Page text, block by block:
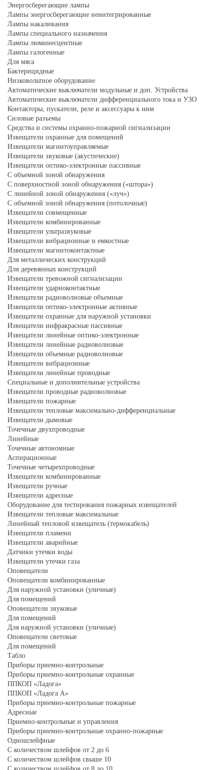
Энергосберегающие лампы
Лампы энергосберегающие неинтегрированные
Лампы накаливания
Лампы специального назначения
Лампы люминесцентные
Лампы галогенные
Для мяса
Бактерицидные
Низковольтное оборудование
Автоматические выключатели модульные и доп. Устройства
Автоматические выключатели дифференциального тока и УЗО
Контакторы, пускатели, реле и аксессуары к ним
Силовые разъемы
Средства и системы охранно-пожарной сигнализации
Извещатели охранные для помещений
Извещатели магнитоуправляемые
Извещатели звуковые (акустические)
Извещатели оптико-электронные пассивные
С объемной зоной обнаружения
С поверхностной зоной обнаружения («штора»)
С линейной зоной обнаружения («луч»)
С объемной зоной обнаружения (потолочные)
Извещатели совмещенные
Извещатели комбинированные
Извещатели ультразвуковые
Извещатели вибрационные и емкостные
Извещатели магнитоконтактные
Для металлических конструкций
Для деревянных конструкций
Извещатели тревожной сигнализации
Извещатели ударноконтактные
Извещатели радиоволновые объемные
Извещатели оптико-электронные активные
Извещатели охранные для наружной установки
Извещатели инфракрасные пассивные
Извещатели линейные оптико-электронные
Извещатели линейные радиоволновые
Извещатели объемные радиоволновые
Извещатели вибрационные
Извещатели линейные проводные
Специальные и дополнительные устройства
Извещатели проводные радиоволновые
Извещатели пожарные
Извещатели тепловые максимально-дифференциальные
Извещатели дымовые
Точечные двухпроводные
Линейные
Точечные автономные
Аспирационные
Точечные четырехпроводные
Извещатели комбинированные
Извещатели ручные
Извещатели адресные
Оборудование для тестирования пожарных извещателей
Извещатели тепловые максимальные
Линейный тепловой извещатель (термокабель)
Извещатели пламени
Извещатели аварийные
Датчики утечки воды
Извещатели утечки газа
Оповещатели
Оповещатели комбинированные
Для наружной установки (уличные)
Для помещений
Оповещатели звуковые
Для помещений
Для наружной установки (уличные)
Оповещатели световые
Для помещений
Табло
Приборы приемно-контрольные
Приборы приемно-контрольные охранные
ППКОП «Ладога»
ППКОП «Ладога А»
Приборы приемно-контрольные пожарные
Адресные
Приемно-контрольные и управления
Приборы приемно-контрольные охранно-пожарные
Одношлейфные
С количеством шлейфов от 2 до 6
С количеством шлейфов свыше 10